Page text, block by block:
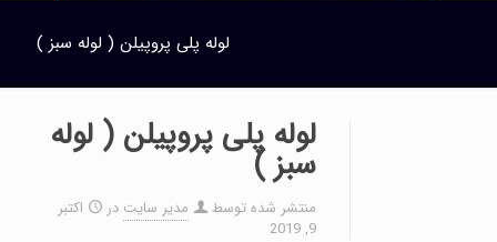
لوله پلی پروپیلن ( لوله سبز )
لوله پلی پروپیلن ( لوله
سبز )
منتشر شده توسط مدیر سایت در
اکتبر
9, 2019